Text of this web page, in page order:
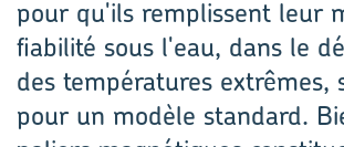
pour qu'ils remplissent leur
fiabilité sous l'eau, dans le
des températures extrêmes,
pour un modèle standard.